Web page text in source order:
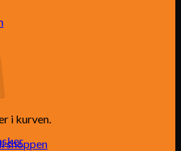
i kurven.
shoppen